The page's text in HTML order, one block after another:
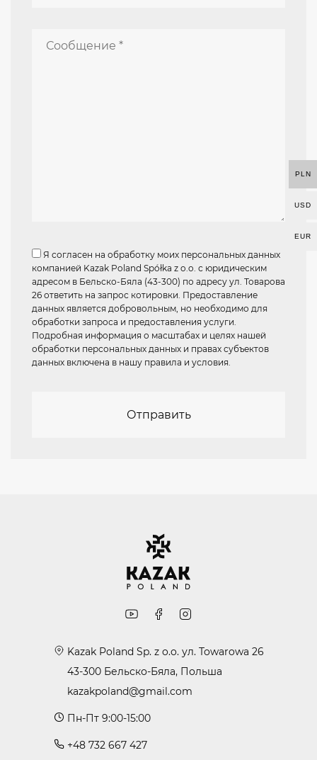
Я согласен на обработку моих персональных данных
компанией Kazak Poland Spółka z o.o. с юридическим
адресом в Бельско-Бяла (43-300) по адресу ул. Товарова
26 ответить на запрос котировки. Предоставление
данных является добровольным, но необходимо для
обработки запроса и предоставления услуги.
Подробная информация о масштабах и целях нашей
обработки персональных данных и правах субъектов
данных включена в нашу правила и условия.
Kazak Poland Sp. z o.o. ул. Towarowa 26
43-300 Бельско-Бяла, Польша
kazakpoland@gmail.com
Пн-Пт 9:00-15:00
+48 732 667 427
PLN
USD
EUR